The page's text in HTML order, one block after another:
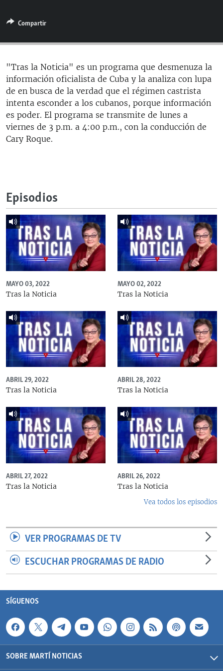
ESPECIALES
ESPECIALES
LA REALIDAD DE LA VIVIENDA EN CUBA
SER VIEJO EN CUBA
KENTU-CUBANO
LOS SANTOS DE HIALEAH
DESINFORMACIÓN RUSA EN AMÉRICA LATINA
MULTIMEDIA
EDITORIALES
SÍGUENOS
Compartir
"Tras la Noticia" es un programa que desmenuza la
información oficialista de Cuba y la analiza con lupa
de en busca de la verdad que el régimen castrista
intenta esconder a los cubanos, porque información
es poder. El programa se transmite de lunes a
viernes de 3 p.m. a 4:00 p.m., con la conducción de
Cary Roque.
Episodios
MAYO 03, 2022
Tras la Noticia
MAYO 02, 2022
Tras la Noticia
ABRIL 29, 2022
Tras la Noticia
ABRIL 28, 2022
Tras la Noticia
ABRIL 27, 2022
Tras la Noticia
ABRIL 26, 2022
Tras la Noticia
Vea todos los episodios
VER PROGRAMAS DE TV
ESCUCHAR PROGRAMAS DE RADIO
SÍGUENOS
SOBRE MARTÍ NOTICIAS